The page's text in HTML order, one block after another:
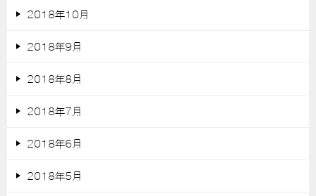
2018年10月
2018年9月
2018年8月
2018年7月
2018年6月
2018年5月